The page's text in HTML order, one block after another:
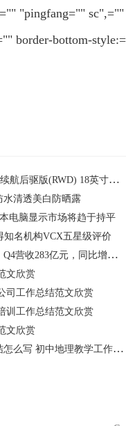
"pingfang=""
border-bottom-
2023款特斯拉Model 3汽车曝光 标准续航后驱版(RWD) 18英寸轮毂438公里
水清透美白防晒露
电脑显示市场将趋于持平
知名机构VCX五星级评价
快手发布2022全年及第四季度财报：Q4营收283亿元，同比增长15.8%
文欣赏
司工作总结范文欣赏
训工作总结范文欣赏
文欣赏
天天看热讯：初中地理教学工作总结怎么写 初中地理教学工作总结范文欣赏